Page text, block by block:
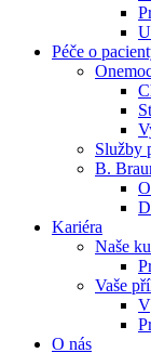
Péče o
Služby
B.
Kariéra
Naše
Vaše
O nás